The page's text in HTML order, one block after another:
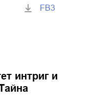
FB3
интриг и